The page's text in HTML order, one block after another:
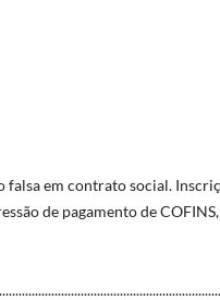
falsa em contrato social.
de pagamento de COFINS,